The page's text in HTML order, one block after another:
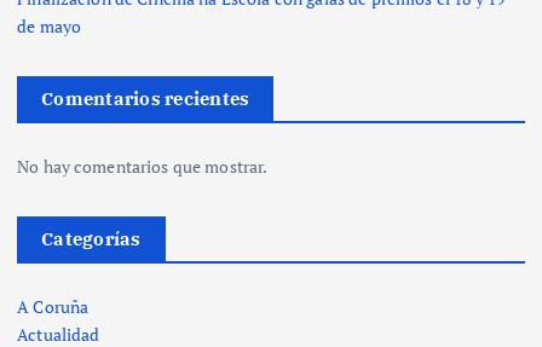
de mayo
Comentarios recientes
No hay comentarios que mostrar.
Categorías
A Coruña
Actualidad